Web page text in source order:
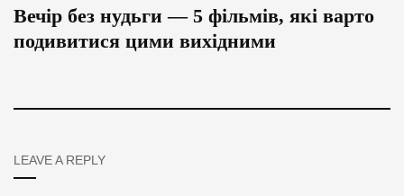
Вечір без нудьги — 5 фільмів, які варто
подивитися цими вихідними
LEAVE A REPLY